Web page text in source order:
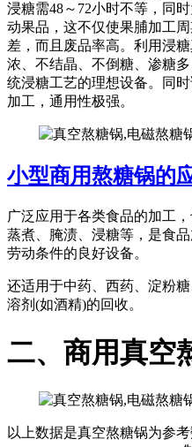
浸糖需48～72小时不等，同
动果品，这不仅使果脯加工
差，而且废品率高。利用浸
浓、不结晶、不倒糖、渗糖
统浸糖工艺的理想设备。同
加工，通用性极强。
小型商用熬糖锅的
广泛应用于各类食品的加工
蒸煮、腌渍、浸糖等，是食
劳动条件的良好设备。
还适用于中药、西药、淀粉
溶剂(如酒精)的回收。
二、商用真空
以上数据是真空熬糖锅为参